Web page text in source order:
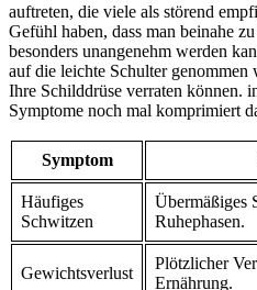
auftreten, die viele als​ störend
Gefühl haben, dass ‌man beinahe
besonders unangenehm ⁢werden
auf die‌ leichte Schulter genommen​
Ihre Schilddrüse verraten ‌können.
​Symptome noch mal komprimiert
Symptom
Häufiges
Schwitzen
Übermäßiges
Ruhephasen.
Gewichtsverlust
Plötzlicher
‌Ernährung.